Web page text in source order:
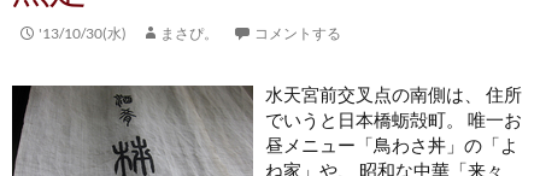
'13/10/30(水) まさぴ。 コメントする
水天宮前交叉点の南側は、 住所
でいうと日本橋蛎殻町。 唯一お
昼メニュー「鳥わさ丼」の「よ
ね家」や、 昭和な中華「来々